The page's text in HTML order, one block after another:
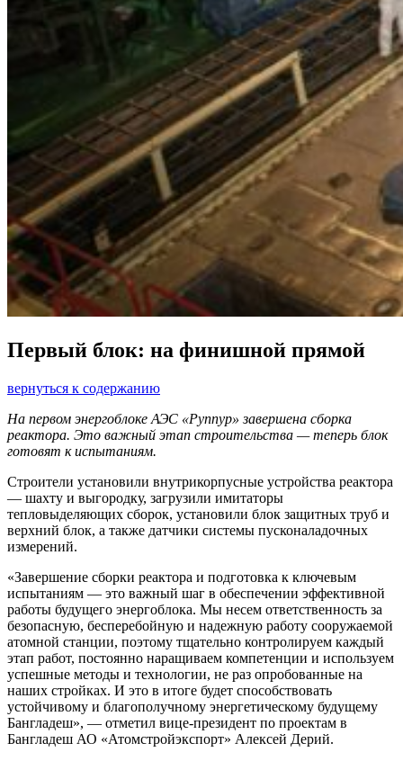
Первый блок: на финишной прямой
вернуться к содержанию
На первом энергоблоке АЭС «Руппур» завершена сборка
реактора. Это важный этап строительства — теперь блок
готовят к испытаниям.
Строители установили внутрикорпусные устройства реактора
— шахту и выгородку, загрузили имитаторы
тепловыделяющих сборок, установили блок защитных труб и
верхний блок, а также датчики системы пусконаладочных
измерений.
«Завершение сборки реактора и подготовка к ключевым
испытаниям — это важный шаг в обеспечении эффективной
работы будущего энергоблока. Мы несем ответственность за
безопасную, бесперебойную и надежную работу сооружаемой
атомной станции, поэтому тщательно контролируем каждый
этап работ, постоянно наращиваем компетенции и используем
успешные методы и технологии, не раз опробованные на
наших стройках. И это в итоге будет способствовать
устойчивому и благополучному энергетическому будущему
Бангладеш», — отметил вице-президент по проектам в
Бангладеш АО «Атомстройэкспорт» Алексей Дерий.